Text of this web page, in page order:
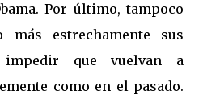
Por último, tampoco
más estrechamente sus
impedir que vuelvan a
como en el pasado.